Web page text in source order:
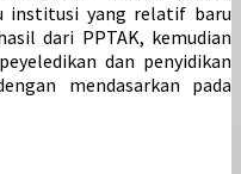
institusi yang relatif baru
dari PPTAK, kemudian
dan penyidikan
mendasarkan pada